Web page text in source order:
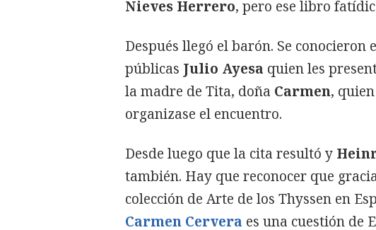
Nieves Herrero, pero ese libro
Después llegó el barón. Se conocieron
públicas Julio Ayesa quien les
la madre de Tita, doña Carmen,
organizase el encuentro.
Desde luego que la cita resultó y
también. Hay que reconocer que
colección de Arte de los Thyssen en
Carmen Cervera es una cuestión de